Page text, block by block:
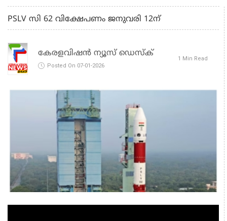
PSLV സി 62 വിക്ഷേപണം ജനുവരി 12ന്
കേരളവിഷൻ ന്യൂസ് ഡെസ്‌ക്
Posted On 07-01-2026
1 Min Read